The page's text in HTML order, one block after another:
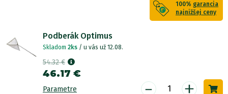
100% garancia
najnižšej ceny
Podberák Optimus
Skladom 2ks / u vás už 12.08.
54.32 €
46.17 €
Parametre